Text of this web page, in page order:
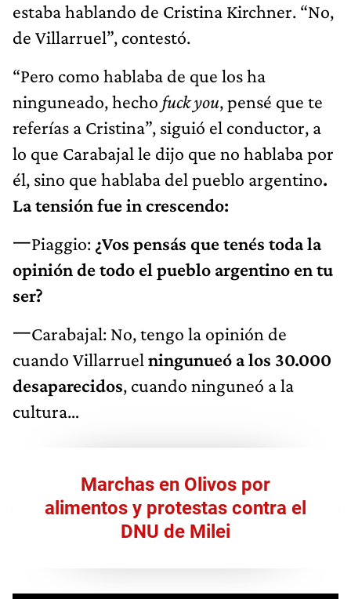
estaba hablando de Cristina Kirchner. “No,
de Villarruel”, contestó.
“Pero como hablaba de que los ha
ninguneado, hecho fuck you, pensé que te
referías a Cristina”, siguió el conductor, a
lo que Carabajal le dijo que no hablaba por
él, sino que hablaba del pueblo argentino.
La tensión fue in crescendo:
一Piaggio: ¿Vos pensás que tenés toda la
opinión de todo el pueblo argentino en tu
ser?
一Carabajal: No, tengo la opinión de
cuando Villarruel ningunueó a los 30.000
desaparecidos, cuando ninguneó a la
cultura…
Marchas en Olivos por
alimentos y protestas contra el
DNU de Milei